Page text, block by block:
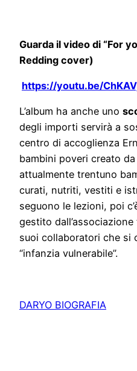
Guarda il video di “For
Redding cover)
https://youtu.be/
L’album ha anche uno
degli importi servirà a
centro di accoglienza
bambini poveri creato
attualmente trentuno
curati, nutriti, vestiti e
seguono le lezioni, poi
gestito
suoi collaboratori che si
“infanzia vulnerabile”.
DARYO BIOGRAFIA